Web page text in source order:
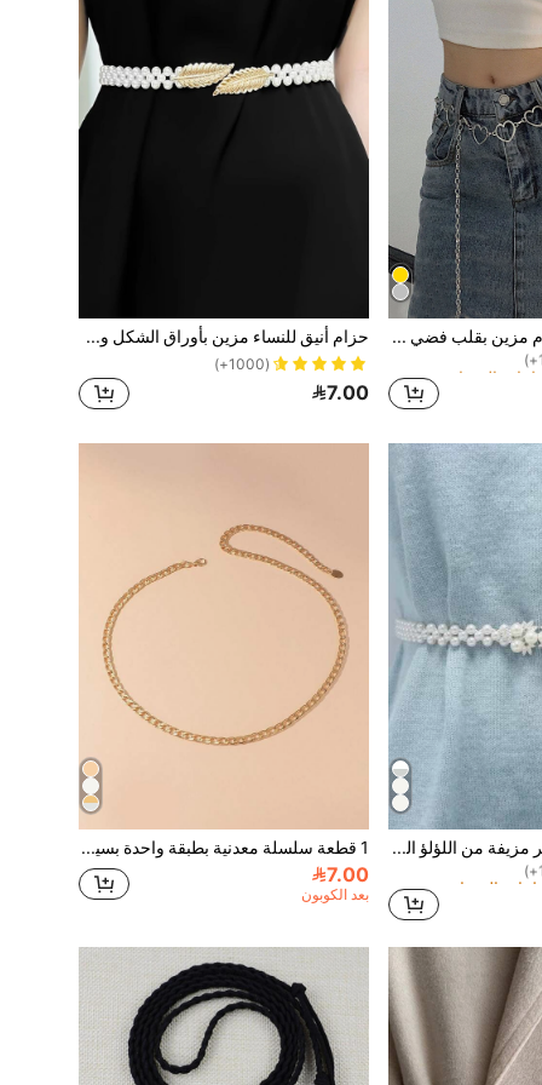
1 قطعة سلسلة حزام مزين بقلب فضي للنساء للعودة إلى المدرسة، الشارع، عيد الحب، الصيف، المدرسة، الخريف، عيد الهالوين حزام أنيق للنساء مزين بأوراق الشكل وخرز الزينة، مناسب للاستخدام اليومي في الصيف والمدرسة والخريف وعيد الهالوين
(1000+)
7.00
1 قطعة سلسلة خصر مزيفة من اللؤلؤ المطاطية، أنيقة للصيف والمدرسة والخريف وعيد الهالوين 1 قطعة سلسلة معدنية بطبقة واحدة بسيطة للخصر للنساء، باللون الذهبي، مناسبة للصيف والمدرسة والخريف وعيد الهالوين
7.00
بعد الكوبون